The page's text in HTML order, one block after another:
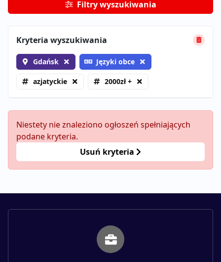
Filtry wyszukiwania
Kryteria wyszukiwania
Gdańsk Języki obce
azjatyckie 2000zł +
Niestety nie znaleziono ogłoszeń spełniających
podane kryteria.
Usuń kryteria